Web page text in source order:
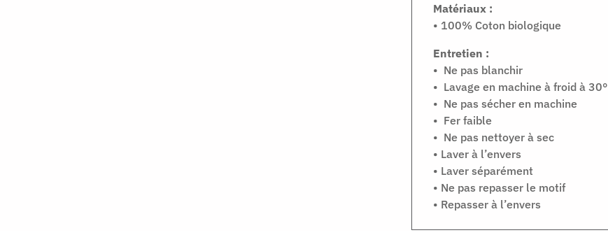
Matériaux :
• 100% Coton biologique
Entretien :
• Ne pas blanchir
• Lavage en machine à froid à 30°
• Ne pas sécher en machine
• Fer faible
• Ne pas nettoyer à sec
• Laver à l’envers
• Laver séparément
• Ne pas repasser le motif
• Repasser à l’envers